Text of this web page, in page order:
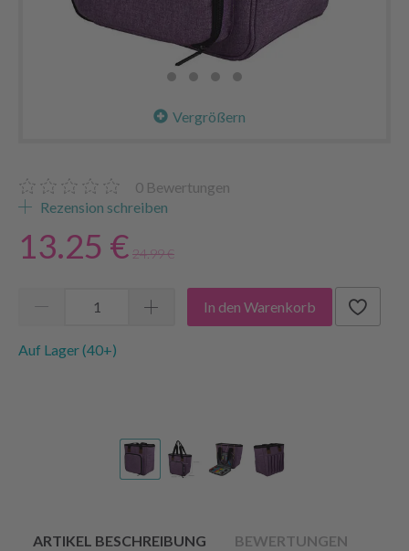
Vergrößern
0 Bewertungen
Rezension schreiben
13.25 € 24.99 €
In den Warenkorb
Auf Lager (40+)
ARTIKEL BESCHREIBUNG BEWERTUNGEN